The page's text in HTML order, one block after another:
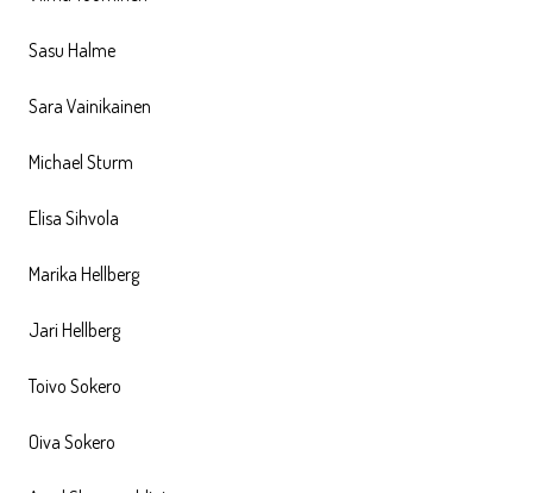
Sasu Halme
Sara Vainikainen
Michael Sturm
Elisa Sihvola
Marika Hellberg
Jari Hellberg
Toivo Sokero
Oiva Sokero